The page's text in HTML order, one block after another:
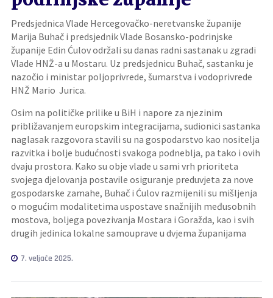
Predsjednica Vlade Hercegovačko-neretvanske županije
Marija Buhač i predsjednik Vlade Bosansko-podrinjske
županije Edin Ćulov održali su danas radni sastanak u zgradi
Vlade HNŽ-a u Mostaru. Uz predsjednicu Buhač, sastanku je
nazočio i ministar poljoprivrede, šumarstva i vodoprivrede
HNŽ Mario Jurica.
Osim na političke prilike u BiH i napore za njezinim
približavanjem europskim integracijama, sudionici sastanka
naglasak razgovora stavili su na gospodarstvo kao nositelja
razvitka i bolje budućnosti svakoga podneblja, pa tako i ovih
dvaju prostora. Kako su obje vlade u sami vrh prioriteta
svojega djelovanja postavile osiguranje preduvjeta za nove
gospodarske zamahe, Buhač i Ćulov razmijenili su mišljenja
o mogućim modalitetima uspostave snažnijih međusobnih
mostova, boljega povezivanja Mostara i Goražda, kao i svih
drugih jedinica lokalne samouprave u dvjema županijama
7. veljače 2025.